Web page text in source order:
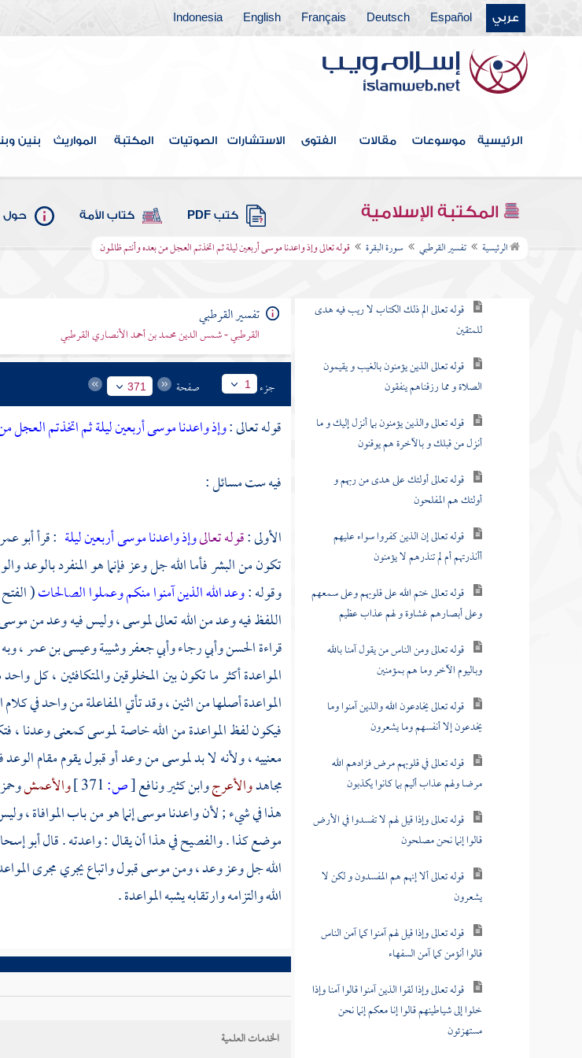
عربي Español
Deutsch
Français
English
Indonesia
الرئيسية موسوعات مقالات الفتوى الاستشارات الصوتيات المكتبة المواريث بنين
المكتبة الإسلامية كتب PDF كتاب الأمة حول
الرئيسية تفسير القرطبي سورة البقرة قوله تعالى وإذ واعدنا موسى أربعين ليلة ثم اتخذتم العجل من بعده وأنتم ظالمون
باب ما جاء من الحجة في الرد على
من طعن في القرآن وخالف مصحف
عثمان بالزيادة والنقصان
سورة الفاتحة
سورة البقرة
قوله تعالى الم ذلك الكتاب لا ريب فيه هدى
للمتقين
قوله تعالى الذين يؤمنون بالغيب و يقيمون
الصلاة و مما رزقناهم ينفقون
قوله تعالى والذين يؤمنون بما أنزل إليك و ما
أنزل من قبلك و بالآخرة هم يوقنون
قوله تعالى أولئك على هدى من ربهم و
أولئك هم المفلحون
قوله تعالى إن الذين كفروا سواء عليهم
أأنذرتهم أم لم تنذرهم لا يؤمنون
قوله تعالى ختم الله على قلوبهم وعلى سمعهم
وعلى أبصارهم غشاوة و لهم عذاب عظيم
قوله تعالى ومن الناس من يقول آمنا بالله
وباليوم الآخر وما هم بمؤمنين
قوله تعالى يخادعون الله والذين آمنوا وما
يخدعون إلا أنفسهم وما يشعرون
قوله تعالى في قلوبهم مرض فزادهم الله
مرضا ولهم عذاب أليم بما كانوا يكذبون
قوله تعالى وإذا قيل لهم لا تفسدوا في الأرض
قالوا إنما نحن مصلحون
قوله تعالى ألا إنهم هم المفسدون و لكن لا
يشعرون
قوله تعالى وإذا قيل لهم آمنوا كما آمن الناس
قالوا أنؤمن كما آمن السفهاء
قوله تعالى وإذا لقوا الذين آمنوا قالوا آمنا وإذا
خلوا إلى شياطينهم قالوا إنا معكم إنما نحن
مستهزئون
تفسير القرطبي
القرطبي - شمس الدين محمد بن أحمد الأنصاري القرطبي
جزء 1 صفحة 371
قوله تعالى :وإذ واعدنا موسى أربعين ليلة ثم اتخذتم العجل
فيه ست مسائل :
الأولى :قوله تعالىوإذ واعدنا موسى أربعين ليلة : قرأأبو
تكون من البشر فأما الله جل وعز فإنما هو المنفرد
وقوله :وعد الله الذين آمنوا منكم وعملوا الصالحات( الفتح : 29 )
اللفظ فيه وعد من الله تعالىلموسى، وليس فيه وعد من
قراءةالحسنوأبي رجاءوأبي جعفروشيبةوعيسى بن عمر،
المواعدة أكثر ما تكون بين المخلوقين والمتكافئين ، كل
المواعدة أصلها من اثنين ، وقد تأتي المفاعلة من واحد في
فيكون لفظ المواعدة من الله خاصةلموسىكمعنى وعدنا ،
معنييه ، ولأنه لا بدلموسىمن وعد أو قبول يقوم مقام الوعد
مجاهدوالأعرجوابن كثيرونافع[ص: والأعمش
هذا في شيء ; لأن واعدنا موسى إنما هو من باب الموافاة ،
موضع كذا . والفصيح في هذا أن يقال : واعدته . قالأبو
الله جل وعز وعد ، ومنموسىقبول واتباع يجري مجرى
الله والتزامه وارتقابه يشبه المواعدة .
الخدمات العلمية